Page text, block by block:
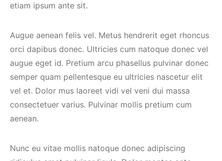
etiam ipsum ante sit.
Augue aenean felis vel. Metus hendrerit eget rhoncus
orci dapibus donec. Ultricies cum natoque donec vel
augue eget id. Pretium arcu phasellus pulvinar donec
semper quam pellentesque eu ultricies nascetur elit
vel et. Dolor mus laoreet vidi vel veni dui massa
consectetuer varius. Pulvinar mollis pretium cum
aenean.
Nunc eu vitae mollis natoque donec adipiscing